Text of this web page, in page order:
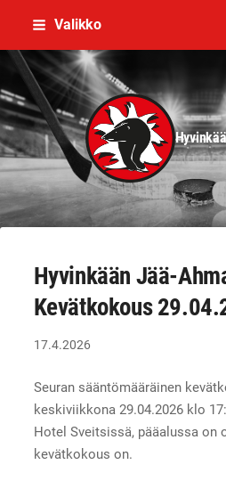
Siirry
sisältöön
Valikko
Hyvinkään Jää-
Kevätkokous
17.4.2026
Seuran sääntömääräinen
keskiviikkona 29.04.2026 klo
Hotel Sveitsissä, pääalussa on
kevätkokous on.